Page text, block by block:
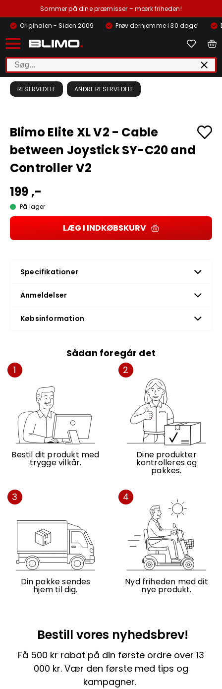
Sommer på dine præmisser – mærk friheden!
Originalen - Siden 2009
Prøv derhjemme i 30 dage!
RESERVEDELE ANDRE RESERVEDELE
Blimo Elite XL V2 - Cable
between Joystick SY-C20 and
Controller V2
199 ,-
På lager
LÆG I INDKØBSKURV
Specifikationer
Anmeldelser
Købsinformation
Sådan foregår det
1
Bestil dit produkt med
trygge vilkår.
2
Dine produkter
kontrolleres og
pakkes.
3
Din pakke sendes
hjem til dig.
4
Nyd friheden med dit
nye produkt.
Bestill vores nyhedsbrev!
Få 500 kr rabat på din første ordre over 13
000 kr. Vær den første med tips og
kampagner.